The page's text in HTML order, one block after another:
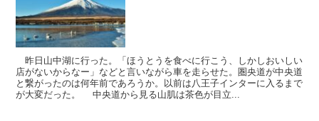
昨日山中湖に行った。「ほうとうを食べに行こう、しかしおいしい
店がないからなー」などと言いながら車を走らせた。圏央道が中央道
と繋がったのは何年前であろうか。以前は八王子インターに入るまで
が大変だった。 中央道から見る山肌は茶色が目立...